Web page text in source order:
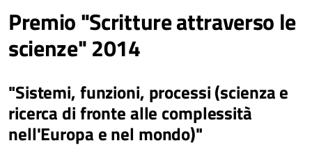
Condividi
sui social
network
Condividi
Facebook
Condividi
Twitter
Condividi
su
Facebook
Condividi
su
Premio "Scritture attraverso le
scienze" 2014
"Sistemi, funzioni, processi (scienza e
ricerca di fronte alle complessità
nell'Europa e nel mondo)"